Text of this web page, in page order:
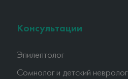
Консультации
Эпилептолог
Сомнолог и детский невролог